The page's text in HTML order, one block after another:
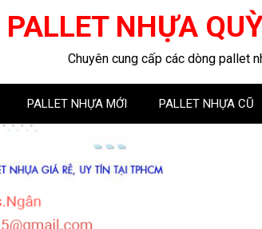
PALLET NHỰA
Chuyên cung cấp các dòng pallet
PALLET NHỰA MỚI PALLET NHỰA CŨ